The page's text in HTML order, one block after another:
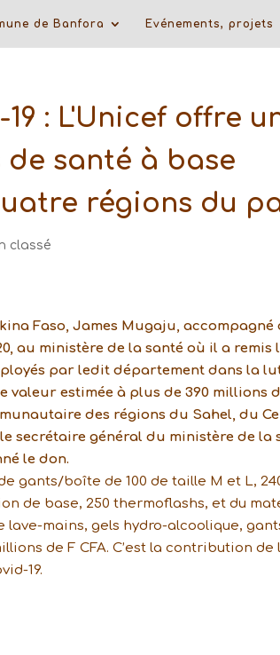
de Banfora Evénements, projets
: L'Unicef offre
santé à base
régions du
classé
Faso, James Mugaju, accompagné
au ministère de la santé où il a remis
par ledit département dans la
valeur estimée à plus de 390 millions
des régions du Sahel, du
secrétaire général du ministère de la
le don.
gants/boîte de 100 de taille M et L,
de base, 250 thermoflashs, et du
mains, gels hydro-alcoolique,
de F CFA. C’est la contribution de
19.